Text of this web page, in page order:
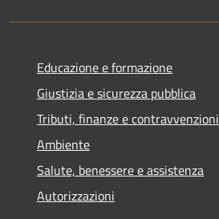
Educazione e formazione
Giustizia e sicurezza pubblica
Tributi, finanze e contravvenzioni
Ambiente
Salute, benessere e assistenza
Autorizzazioni